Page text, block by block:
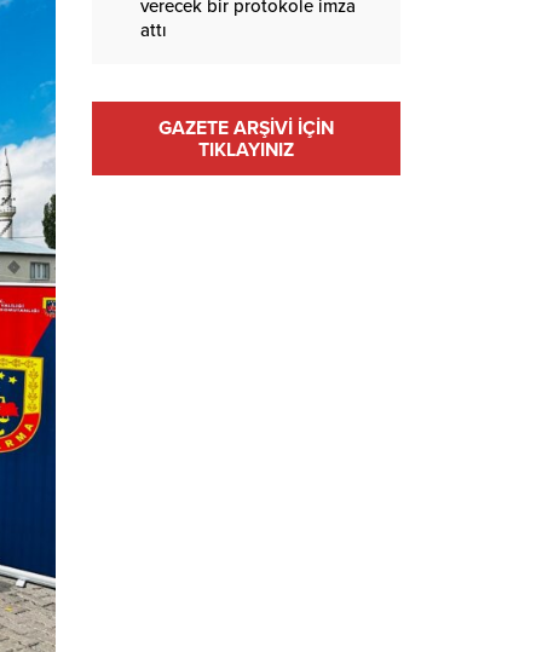
verecek bir protokole imza
attı
GAZETE ARŞİVİ İÇİN
TIKLAYINIZ